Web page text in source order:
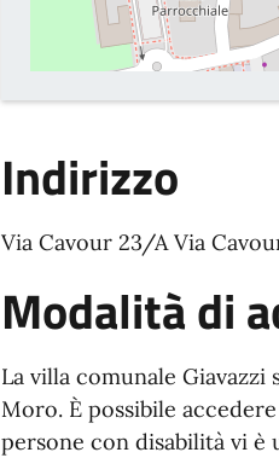
Indirizzo
Via Cavour 23/A Via
Modalità di
La villa comunale Giavazzi
Moro. È possibile
persone con disabilità vi è